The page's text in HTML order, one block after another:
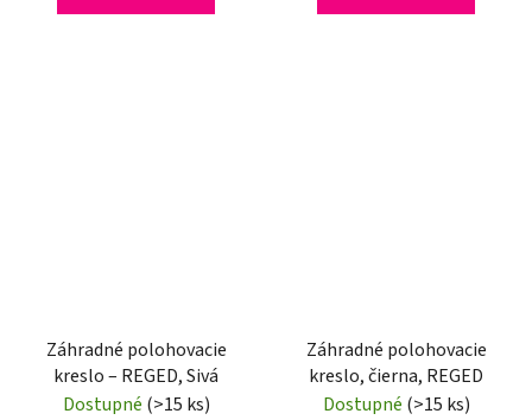
Záhradné polohovacie
kreslo – REGED, Sivá
Dostupné (>15 ks)
Záhradné polohovacie
kreslo, čierna, REGED
Dostupné (>15 ks)